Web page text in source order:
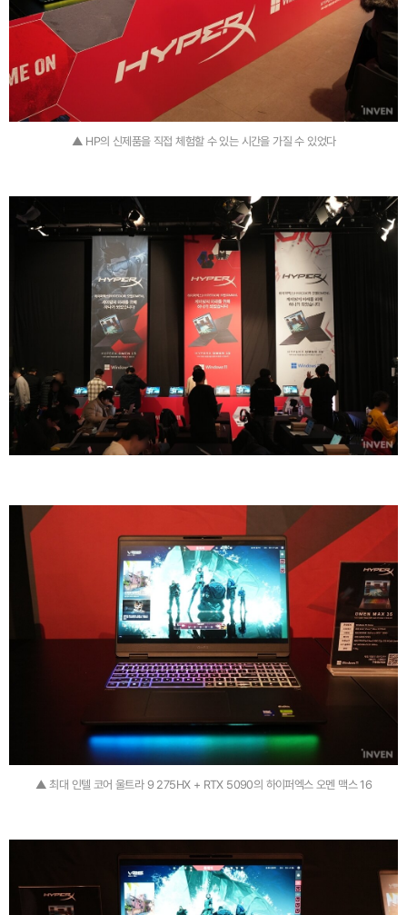
▲ HP의 신제품을 직접 체험할 수 있는 시간을 가질 수 있었다
▲ 최대 인텔 코어 울트라 9 275HX + RTX 5090의 하이퍼엑스 오멘 맥스 16